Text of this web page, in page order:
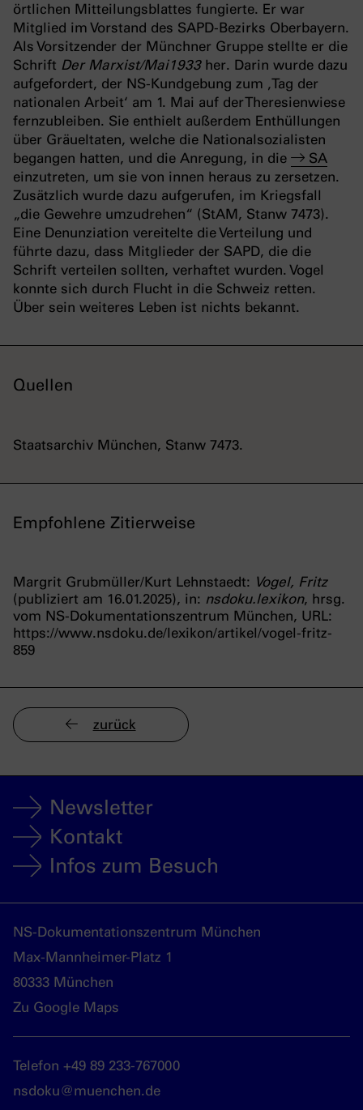
örtlichen Mitteilungsblattes fungierte. Er war
Mitglied im Vorstand des SAPD-Bezirks Oberbayern.
Als Vorsitzender der Münchner Gruppe stellte er die
Schrift Der Marxist/Mai1933her. Darin wurde dazu
aufgefordert, der NS-Kundgebung zum ‚Tag der
nationalen Arbeit‘ am 1. Mai auf der Theresienwiese
fernzubleiben. Sie enthielt außerdem Enthüllungen
über Gräueltaten, welche die Nationalsozialisten
begangen hatten, und die Anregung, in die
SA
einzutreten, um sie von innen heraus zu zersetzen.
Zusätzlich wurde dazu aufgerufen, im Kriegsfall
„die Gewehre umzudrehen“ (StAM, Stanw 7473).
Eine Denunziation vereitelte die Verteilung und
führte dazu, dass Mitglieder der SAPD, die die
Schrift verteilen sollten, verhaftet wurden. Vogel
konnte sich durch Flucht in die Schweiz retten.
Über sein weiteres Leben ist nichts bekannt.
Quellen
Staatsarchiv München, Stanw 7473.
Empfohlene Zitierweise
Margrit Grubmüller/Kurt Lehnstaedt: Vogel, Fritz
(publiziert am 16.01.2025), in: nsdoku.lexikon, hrsg.
vom NS-Dokumentationszentrum München, URL:
https://www.nsdoku.de/lexikon/artikel/vogel-fritz-
859
zurück
Newsletter
Kontakt
Infos zum Besuch
NS-Dokumentationszentrum München
Max-Mannheimer-Platz 1
80333 München
Zu Google Maps
Telefon +49 89 233-767000
nsdoku@muenchen.de